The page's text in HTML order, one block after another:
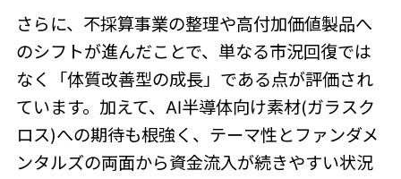
さらに、不採算事業の整理や高付加価値製品へ
のシフトが進んだことで、単なる市況回復では
なく「体質改善型の成長」である点が評価され
ています。加えて、AI半導体向け素材(ガラスク
ロス)への期待も根強く、テーマ性とファンダメ
ンタルズの両面から資金流入が続きやすい状況